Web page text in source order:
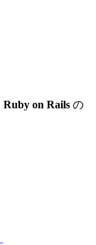
Ruby on Rails の